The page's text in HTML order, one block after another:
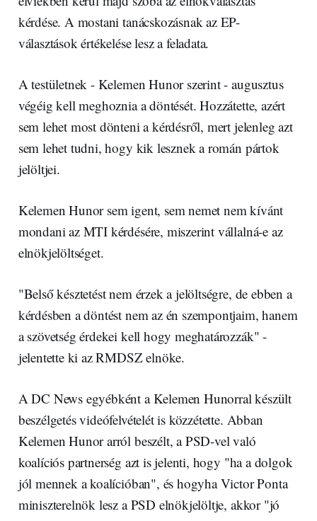
kérdése. A mostani tanácskozásnak az EP-
választások értékelése lesz a feladata.
A testületnek - Kelemen Hunor szerint - augusztus
végéig kell meghoznia a döntését. Hozzátette, azért
sem lehet most dönteni a kérdésről, mert jelenleg azt
sem lehet tudni, hogy kik lesznek a román pártok
jelöltjei.
Kelemen Hunor sem igent, sem nemet nem kívánt
mondani az MTI kérdésére, miszerint vállalná-e az
elnökjelöltséget.
"Belső késztetést nem érzek a jelöltségre, de ebben a
kérdésben a döntést nem az én szempontjaim, hanem
a szövetség érdekei kell hogy meghatározzák" -
jelentette ki az RMDSZ elnöke.
A DC News egyébként a Kelemen Hunorral készült
beszélgetés videófelvételét is közzétette. Abban
Kelemen Hunor arról beszélt, a PSD-vel való
koalíciós partnerség azt is jelenti, hogy "ha a dolgok
jól mennek a koalícióban", és hogyha Victor Ponta
miniszterelnök lesz a PSD elnökjelöltje, akkor "jó